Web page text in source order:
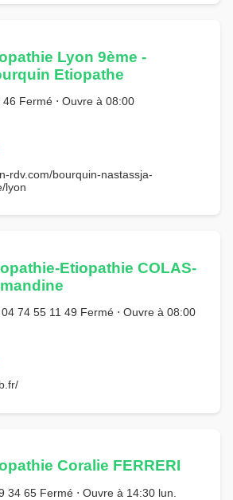
Lyon 9ème -
Etiopathe
46 Fermé ⋅ Ouvre à 08:00
rdv.com/bourquin-nastassja-
lyon
Etiopathie COLAS-
74 55 11 49 Fermé ⋅ Ouvre à 08:00
Coralie FERRERI
34 65 Fermé ⋅ Ouvre à 14:30 lun.